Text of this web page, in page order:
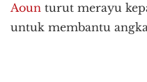
Aoun turut merayu
untuk membantu